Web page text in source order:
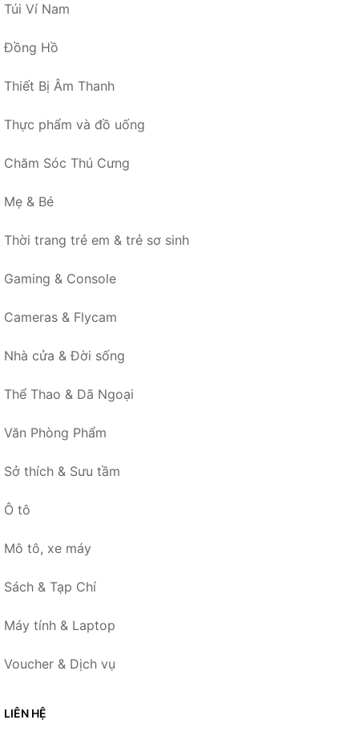
Túi Ví Nam
Đồng Hồ
Thiết Bị Âm Thanh
Thực phẩm và đồ uống
Chăm Sóc Thú Cưng
Mẹ & Bé
Thời trang trẻ em & trẻ sơ sinh
Gaming & Console
Cameras & Flycam
Nhà cửa & Đời sống
Thể Thao & Dã Ngoại
Văn Phòng Phẩm
Sở thích & Sưu tầm
Ô tô
Mô tô, xe máy
Sách & Tạp Chí
Máy tính & Laptop
Voucher & Dịch vụ
LIÊN HỆ